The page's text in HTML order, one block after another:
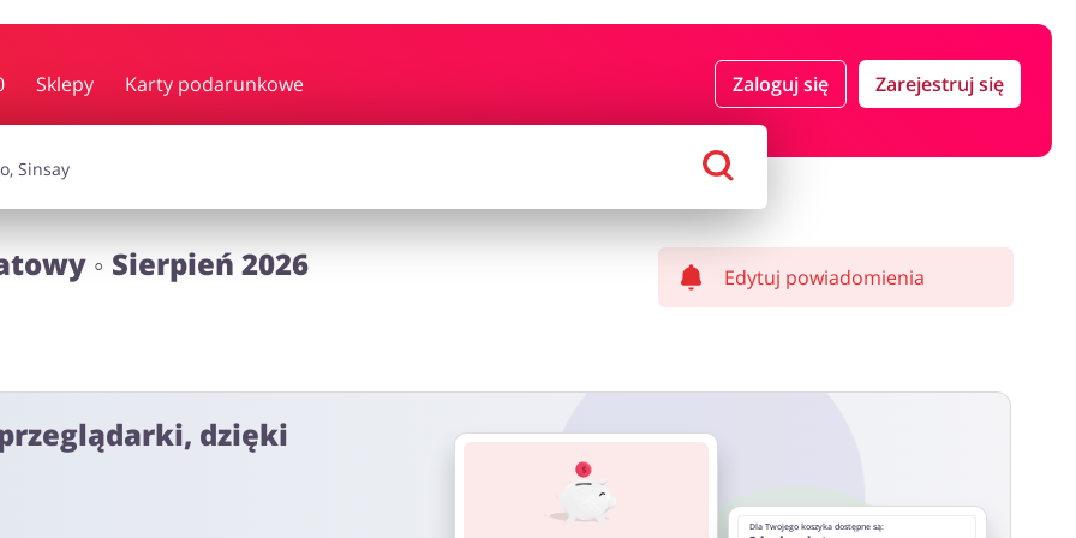
Sklepy Karty podarunkowe Zaloguj się Zarejestruj się
Zdrowie i uroda
◦ Sierpień 2026 Edytuj powiadomienia
dzięki
Dla Twojego koszyka dostępne są: